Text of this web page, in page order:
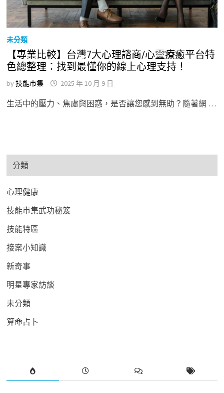
未分類
【專業比較】台灣7大心理諮商/心靈療癒平台特
色總整理：找到最懂你的線上心理支持！
by 技能市集 2025 年 10 月 9 日
生活中的壓力、焦慮與困惑，是否讓您感到無助？隨著網 …
分類
心理健康
技能市集武功秘笈
技能特區
接案小知識
新奇事
明星專家訪談
未分類
算命占卜